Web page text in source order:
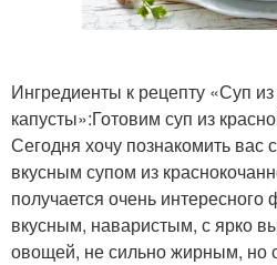
Ингредиенты к рецепту «Суп
капусты»:Готовим суп из
Сегодня хочу познакомить вас
вкусным супом из
получается очень интересного
вкусным, наваристым, с ярко
овощей, не сильно жирным, но